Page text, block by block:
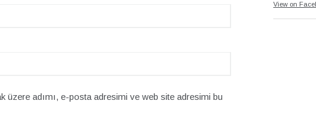
üzere adımı, e-posta adresimi ve web site adresimi bu
View on